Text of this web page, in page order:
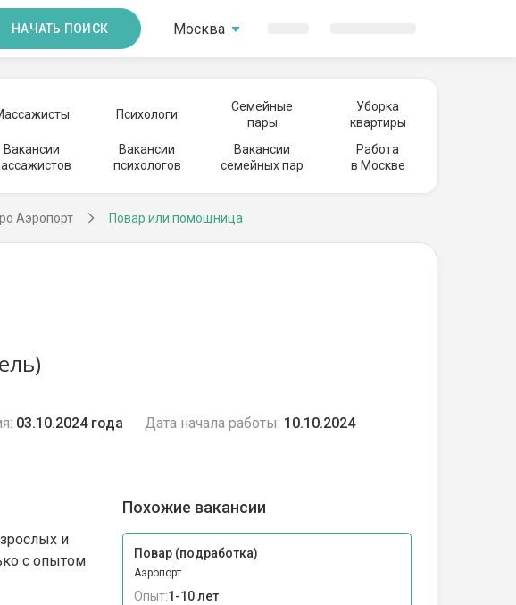
НАЧАТЬ ПОИСК Москва
Психологи
Семейные
пары
Уборка
квартиры
Вакансии
Вакансии
психологов
Вакансии
семейных пар
Работа
в Москве
Аэропорт Повар или помощница
03.10.2024 года Дата начала работы: 10.10.2024
и
с опытом
Похожие вакансии
Повар (подработка)
Аэропорт
Опыт:1-10 лет